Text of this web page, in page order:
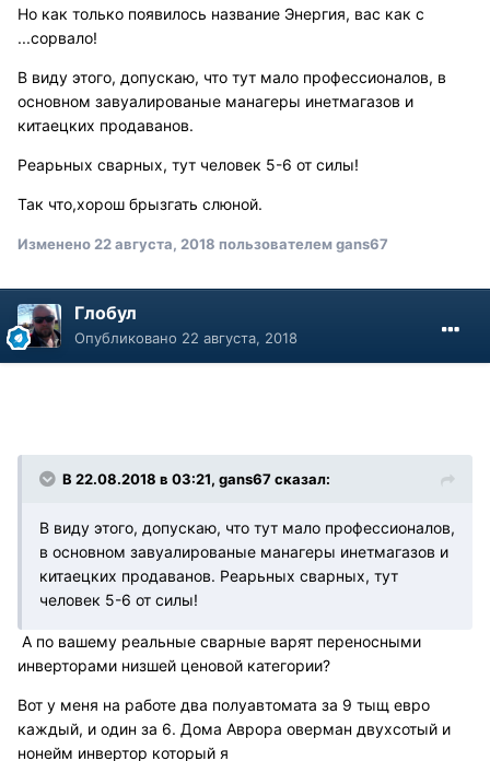
Но как только появилось название Энергия, вас как с
...сорвало!
В виду этого, допускаю, что тут мало профессионалов, в
основном завуалированые манагеры инетмагазов и
китаецких продаванов.
Реарьных сварных, тут человек 5-6 от силы!
Так что,хорош брызгать слюной.
Изменено 22 августа, 2018 пользователем gans67
Глобул
Опубликовано 22 августа, 2018
В 22.08.2018 в 03:21, gans67 сказал:
В виду этого, допускаю, что тут мало профессионалов,
в основном завуалированые манагеры инетмагазов и
китаецких продаванов. Реарьных сварных, тут
человек 5-6 от силы!
А по вашему реальные сварные варят переносными
инверторами низшей ценовой категории?
Вот у меня на работе два полуавтомата за 9 тыщ евро
каждый, и один за 6. Дома Аврора оверман двухсотый и
нонейм инвертор который я